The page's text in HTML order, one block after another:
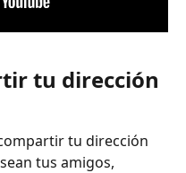
tu dirección
tu dirección
tus amigos,